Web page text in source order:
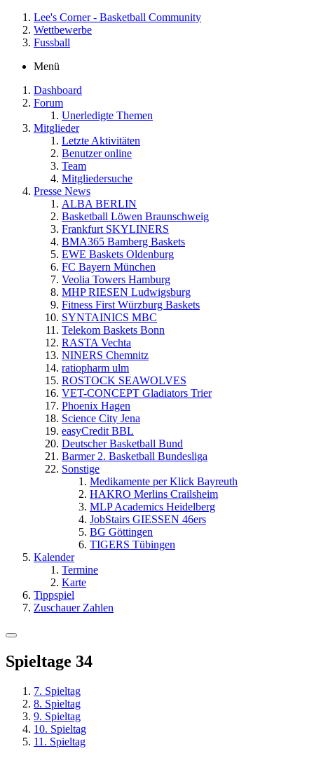
Lee's Corner - Basketball Community
Wettbewerbe
Fussball
Menü
Dashboard
Forum
Unerledigte Themen
Mitglieder
Letzte Aktivitäten
Benutzer online
Team
Mitgliedersuche
Presse News
ALBA BERLIN
Basketball Löwen Braunschweig
Frankfurt SKYLINERS
BMA365 Bamberg Baskets
EWE Baskets Oldenburg
FC Bayern München
Veolia Towers Hamburg
MHP RIESEN Ludwigsburg
Fitness First Würzburg Baskets
SYNTAINICS MBC
Telekom Baskets Bonn
RASTA Vechta
NINERS Chemnitz
ratiopharm ulm
ROSTOCK SEAWOLVES
VET-CONCEPT Gladiators Trier
Phoenix Hagen
Science City Jena
easyCredit BBL
Deutscher Basketball Bund
Barmer 2. Basketball Bundesliga
Sonstige
Medikamente per Klick Bayreuth
HAKRO Merlins Crailsheim
MLP Academics Heidelberg
JobStairs GIESSEN 46ers
BG Göttingen
TIGERS Tübingen
Kalender
Termine
Karte
Tippspiel
Zuschauer Zahlen
Spieltage 34
7. Spieltag
8. Spieltag
9. Spieltag
10. Spieltag
11. Spieltag